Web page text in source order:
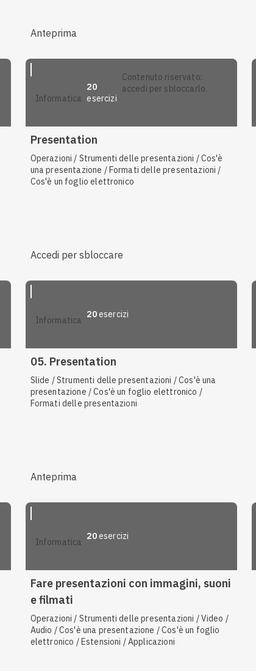
Anteprima
informatica
20
esercizi
contenuto riservato:
accedi per sbloccarlo.
Presentation
Operazioni / Strumenti delle presentazioni / Cos'è
una presentazione / Formati delle presentazioni /
Cos'è un foglio elettronico
Accedi per sbloccare
informatica
20esercizi
05. Presentation
Slide / Strumenti delle presentazioni / Cos'è una
presentazione / Cos'è un foglio elettronico /
Formati delle presentazioni
Anteprima
informatica
20esercizi
Fare presentazioni con immagini, suoni
e filmati
Operazioni / Strumenti delle presentazioni / Video /
Audio / Cos'è una presentazione / Cos'è un foglio
elettronico / Estensioni / Applicazioni